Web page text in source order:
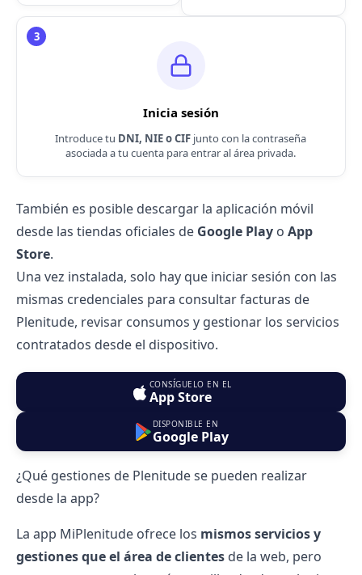
3
Inicia sesión
Introduce tu DNI, NIE o CIF junto con la contraseña
asociada a tu cuenta para entrar al área privada.
También es posible descargar la aplicación móvil
desde las tiendas oficiales de Google Play o App
Store.
Una vez instalada, solo hay que iniciar sesión con las
mismas credenciales para consultar facturas de
Plenitude, revisar consumos y gestionar los servicios
contratados desde el dispositivo.
CONSÍGUELO EN EL
App Store
DISPONIBLE EN
Google Play
¿Qué gestiones de Plenitude se pueden realizar
desde la app?
La app MiPlenitude ofrece los mismos servicios y
gestiones que el área de clientes de la web, pero